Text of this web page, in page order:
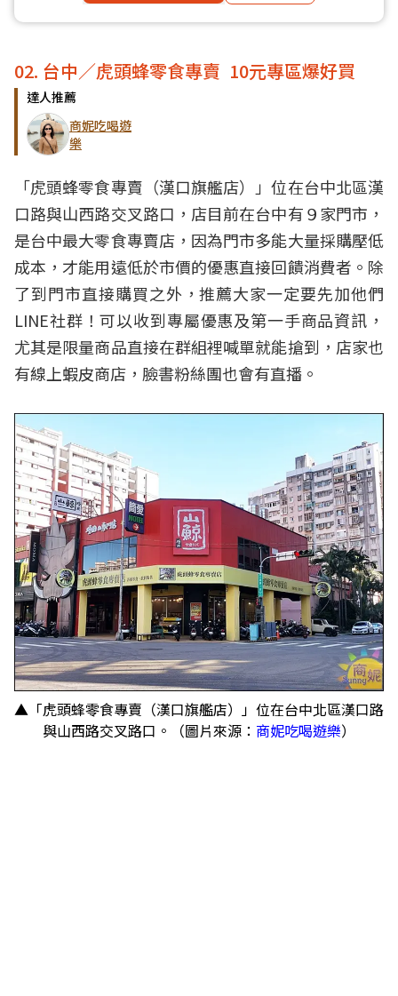
02. 台中／虎頭蜂零食專賣 10元專區爆好買
達人推薦
商妮吃喝遊
樂
「虎頭蜂零食專賣（漢口旗艦店）」位在台中北區漢
口路與山西路交叉路口，店目前在台中有９家門市，
是台中最大零食專賣店，因為門市多能大量採購壓低
成本，才能用遠低於市價的優惠直接回饋消費者。除
了到門市直接購買之外，推薦大家一定要先加他們
LINE社群！可以收到專屬優惠及第一手商品資訊，
尤其是限量商品直接在群組裡喊單就能搶到，店家也
有線上蝦皮商店，臉書粉絲團也會有直播。
▲「虎頭蜂零食專賣（漢口旗艦店）」位在台中北區漢口路
與山西路交叉路口。（圖片來源： 商妮吃喝遊樂）